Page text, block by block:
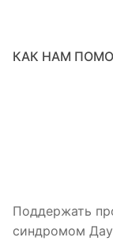
КАК НАМ
Поддержать
синдромом